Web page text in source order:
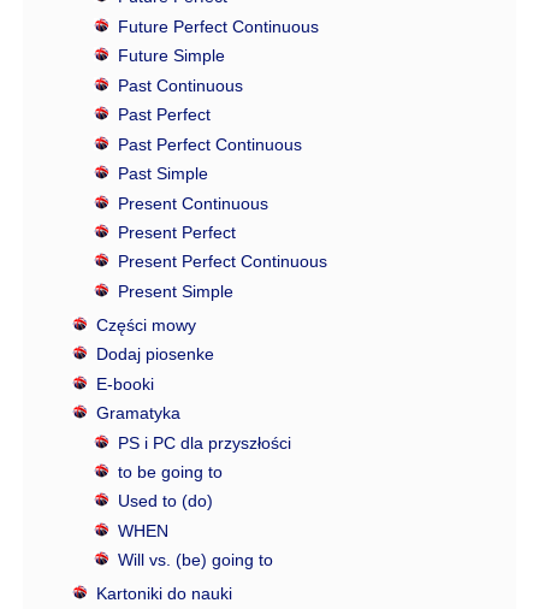
Future Perfect Continuous
Future Simple
Past Continuous
Past Perfect
Past Perfect Continuous
Past Simple
Present Continuous
Present Perfect
Present Perfect Continuous
Present Simple
Części mowy
Dodaj piosenke
E-booki
Gramatyka
PS i PC dla przyszłości
to be going to
Used to (do)
WHEN
Will vs. (be) going to
Kartoniki do nauki